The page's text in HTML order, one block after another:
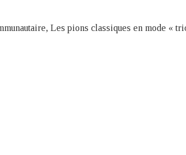
Les pions classiques en mode «